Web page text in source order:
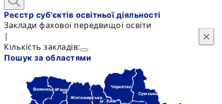
×
Реєстр суб'єктів освітньої діяльності
Заклади фахової передвищої освіти
|
Кількість закладів:
Пошук за областями
Чернігівська
м. Київ
Рівне-
нська Сумська
Волинська
Житомирська
×